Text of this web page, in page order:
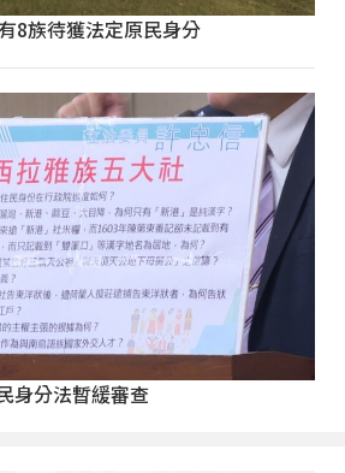
8族待獲法定原民身分
身分法暫緩審查